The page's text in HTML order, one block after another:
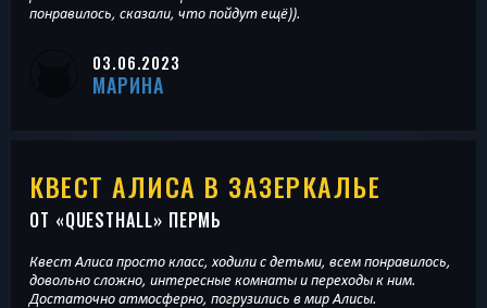
понравилось, сказали, что пойдут ещё)).
03.06.2023
МАРИНА
КВЕСТ АЛИСА В ЗАЗЕРКАЛЬЕ
ОТ «QUESTHALL» ПЕРМЬ
Квест Алиса просто класс, ходили с детьми, всем понравилось,
довольно сложно, интересные комнаты и переходы к ним.
Достаточно атмосферно, погрузились в мир Алисы.